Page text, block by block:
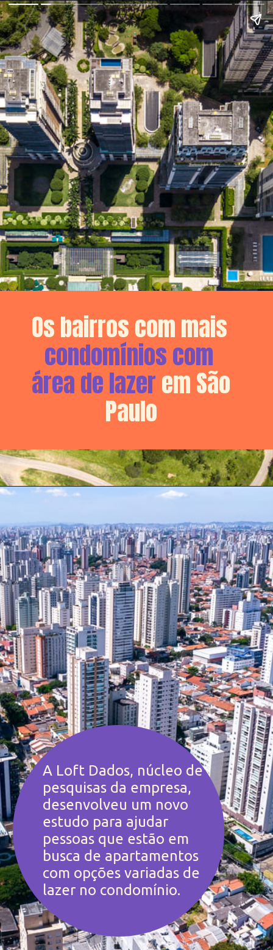
condomínios com
área de lazer em São
Paulo
A Loft Dados, núcleo de
pesquisas da empresa,
desenvolveu um novo
estudo para ajudar
pessoas que estão em
busca de apartamentos
com opções variadas de
lazer no condomínio.